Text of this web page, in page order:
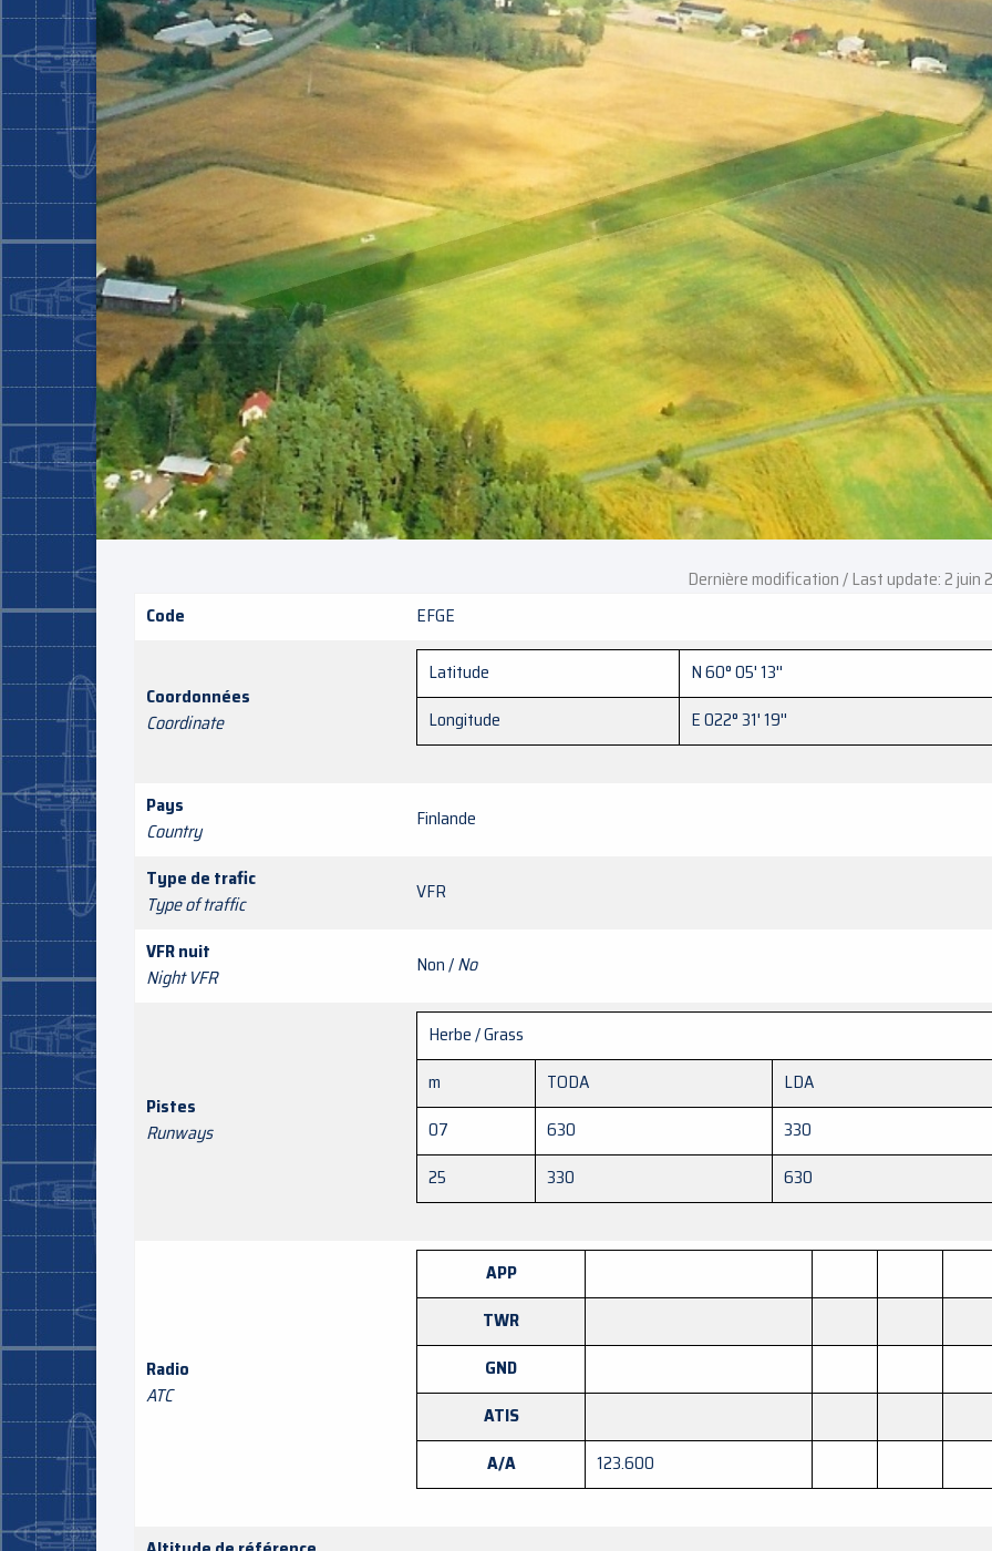
Dernière modification / Last update: 2 juin
Code
EFGE
Coordonnées
Coordinate
Latitude
N 60° 05' 13''
Longitude
E 022° 31' 19''
Pays
Country
Finlande
Type de trafic
Type of traffic
VFR
VFR nuit
Night VFR
Non /No
Pistes
Runways
Herbe / Grass
m
TODA
LDA
07
630
330
25
330 630
Radio
ATC
APP
TWR
GND
ATIS
A/A
123.600